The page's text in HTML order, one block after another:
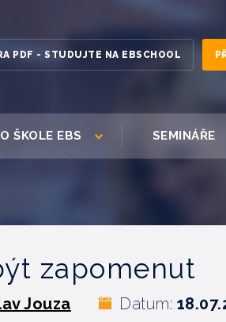
PDF - STUDUJTE NA EBSCHOOL
O ŠKOLE EBS SEMINÁŘE
zapomenut
Jouza Datum: